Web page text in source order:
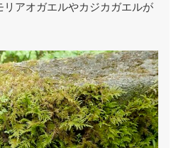
アオガエルやカジカガエルが